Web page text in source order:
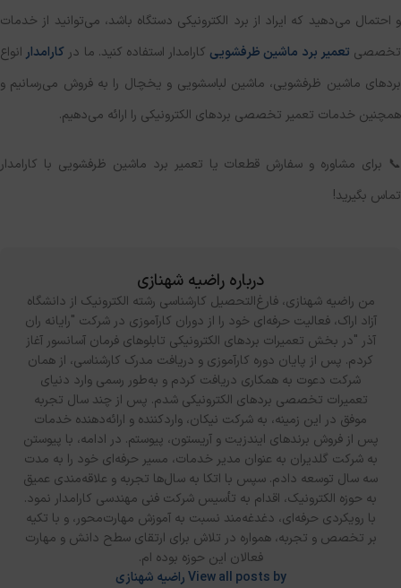
و احتمال می‌دهید که ایراد از برد الکترونیکی دستگاه باشد، می‌توانید از خدمات
تخصصی تعمیر برد ماشین ظرفشویی کارامدار استفاده کنید. ما در کارامدار انواع
بردهای ماشین ظرفشویی، ماشین لباسشویی و یخچال را به فروش می‌رسانیم و
همچنین خدمات تعمیر تخصصی بردهای الکترونیکی را ارائه می‌دهیم.
📞 برای مشاوره و سفارش قطعات یا تعمیر برد ماشین ظرفشویی با کارامدار
تماس بگیرید!
درباره راضیه شهنازی
من راضیه شهنازی، فارغ‌التحصیل کارشناسی رشته الکترونیک از دانشگاه
آزاد اراک، فعالیت حرفه‌ای خود را از دوران کارآموزی در شرکت "رایانه ران
آذر "در بخش تعمیرات بردهای الکترونیکی تابلوهای فرمان آسانسور آغاز
کردم. پس از پایان دوره کارآموزی و دریافت مدرک کارشناسی، از همان
شرکت دعوت به همکاری دریافت کردم و به‌طور رسمی وارد دنیای
تعمیرات تخصصی بردهای الکترونیکی شدم. پس از چند سال تجربه
موفق در این زمینه، به شرکت نیکان، واردکننده و ارائه‌دهنده خدمات
پس از فروش برندهای ایندزیت و آریستون، پیوستم. در ادامه، با پیوستن
به شرکت گلدیران به‌ عنوان مدیر خدمات، مسیر حرفه‌ای خود را به مدت
سه سال توسعه دادم. سپس با اتکا به سال‌ها تجربه و علاقه‌مندی عمیق
به حوزه الکترونیک، اقدام به تأسیس شرکت فنی مهندسی کارامدار نمود.
با رویکردی حرفه‌ای، دغدغه‌مند نسبت به آموزش مهارت‌محور، و با تکیه
بر تخصص و تجربه، همواره در تلاش برای ارتقای سطح دانش و مهارت
فعالان این حوزه بوده‌ ام.
View all posts by راضیه شهنازی